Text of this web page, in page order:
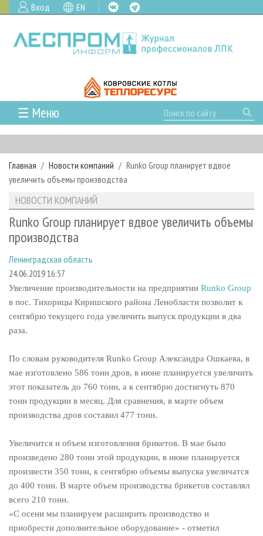
Вход EN
☰ Меню
ГЛАВНАЯ
РУБРИКИ И ТЕМЫ
РУБРИКИ ЖУРНАЛА
ЛЕСНОЕ ХОЗЯЙСТВО
ЛЕСОЗАГОТОВКА
ЛЕСОПИЛЕНИЕ
СУШКА ДРЕВЕСИНЫ
ПРОИЗВОДСТВО ДРЕВЕСНЫХ ПЛИТ
ДЕРЕВЯННОЕ ДОМОСТРОЕНИЕ
ПРОИЗВОДСТВО МЕБЕЛИ
ЦБП
ИНСТРУМЕНТ И МАТЕРИАЛЫ
НОВОСТИ
КАЛЕНДАРЬ СОБЫТИЙ
НОВОСТИ ЛПК
НОВОСТИ ЖУРНАЛА
ПРОЕКТЫ ЛПИ
АНАЛИТИКА
ПРЕДПРИЯТИЯ ЛПК
ПЕРСОНЫ
МОБИЛЬНЫЕ ВЫСТАВКИ
ОФИЦИАЛЬНЫЕ ДЕЛЕГАЦИИ
ПРИОРИТЕТНЫЕ ИНВЕСТПРОЕКТЫ
ГАЗЕТА ЛЕСПРОМФОРУМ
БИБЛИОТЕКА СПЕЦИАЛИСТА
АРХИВ
АРХИВ ЖУРНАЛОВ
О ЖУРНАЛЕ
КОНТАКТЫ
РЕКЛАМОДАТЕЛЯМ
РЕКЛАМА
РЕКЛАМА НА САЙТЕ
Главная Новости компаний
Runko Group планирует вдвое
увеличить объемы производства
НОВОСТИ КОМПАНИЙ
Runko Group планирует вдвое увеличить объемы
производства
Ленинградская область
24.06.2019 16:57
Увеличение производительности на предприятии Runko Group
в пос. Тихорицы Киришского района Ленобласти позволит к
сентябрю текущего года увеличить выпуск продукции в два
раза.
По словам руководителя Runko Group Александра Ошкаева, в
мае изготовлено 586 тонн дров, в июне планируется увеличить
этот показатель до 760 тонн, а к сентябрю достигнуть 870
тонн продукции в месяц. Для сравнения, в марте объем
производства дров составил 477 тонн.
Увеличится и объем изготовления брикетов. В мае было
произведено 280 тонн этой продукции, в июне планируется
произвести 350 тонн, к сентябрю объемы выпуска увеличатся
до 400 тонн. В марте объем производства брикетов составлял
всего 210 тонн.
«С осени мы планируем расширить производство и
приобрести дополнительное оборудование» - отметил